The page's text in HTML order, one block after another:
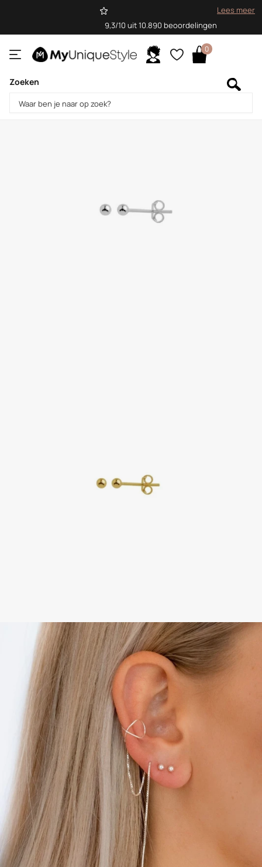
9,3/10 uit 10.890 beoordelingen
Lees meer
Zoeken
0